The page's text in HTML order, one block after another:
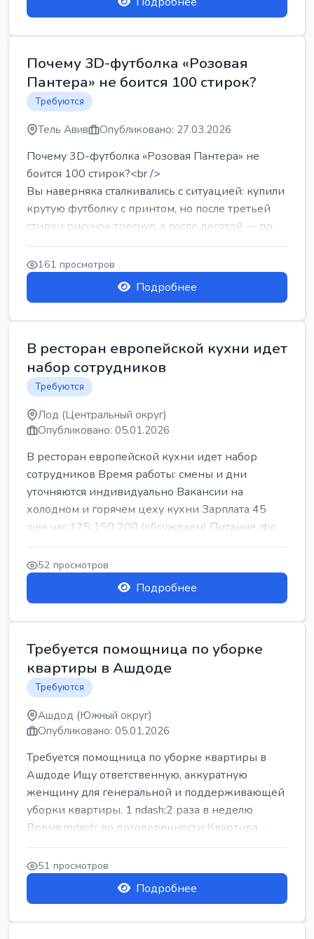
Почему 3D-футболка «Розовая
Пантера» не боится 100 стирок?
Требуются
Тель Авив Опубликовано: 27.03.2026
Почему 3D-футболка «Розовая Пантера» не
боится 100 стирок?<br />
Вы наверняка сталкивались с ситуацией: купили
крутую футболку с принтом, но после третьей
стирки рисунок треснул, а после десятой — пр...
161 просмотров
Подробнее
В ресторан европейской кухни идет
набор сотрудников
Требуются
Лод (Центральный округ)
Опубликовано: 05.01.2026
В ресторан европейской кухни идет набор
сотрудников Время работы: смены и дни
уточняются индивидуально Вакансии на
холодном и горячем цеху кухни Зарплата 45
шек час 125 150 200 (обсуждаем) Питание, фо...
52 просмотров
Подробнее
Требуется помощница по уборке
квартиры в Ашдоде
Требуются
Ашдод (Южный округ)
Опубликовано: 05.01.2026
Требуется помощница по уборке квартиры в
Ашдоде Ищу ответственную, аккуратную
женщину для генеральной и поддерживающей
уборки квартиры. 1 ndash;2 раза в неделю
Время mdash; по договоренности Квартира ...
51 просмотров
Подробнее